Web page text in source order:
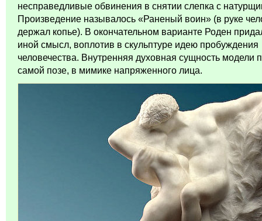
несправедливые обвинения в снятии слепка с
Произведение называлось «Раненый воин» (в руке
держал копье). В окончательном варианте Роден
иной смысл, воплотив в скульптуре идею пробуждения
человечества. Внутренняя духовная сущность модели
самой позе, в мимике напряженного лица.